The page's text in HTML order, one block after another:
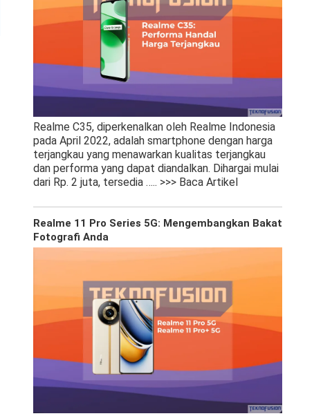
Realme C35, diperkenalkan oleh Realme Indonesia
pada April 2022, adalah smartphone dengan harga
terjangkau yang menawarkan kualitas terjangkau
dan performa yang dapat diandalkan. Dihargai mulai
dari Rp. 2 juta, tersedia ….. >>> Baca Artikel
Realme 11 Pro Series 5G: Mengembangkan Bakat
Fotografi Anda